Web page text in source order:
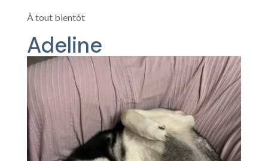
À tout bientôt
Adeline